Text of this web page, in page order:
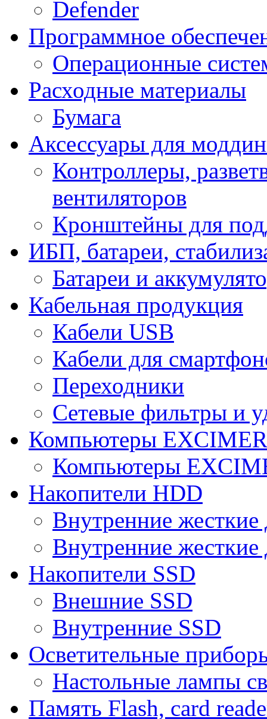
Defender
Программное
Операционные
Расходные материалы
Бумага
Аксессуары для
Контроллеры,
вентиляторов
Кронштейны для
ИБП, батареи,
Батареи и
Кабельная продукция
Кабели USB
Кабели для
Переходники
Сетевые фильтры и
Компьютеры
Компьютеры
Накопители HDD
Внутренние
Внутренние
Накопители SSD
Внешние SSD
Внутренние SSD
Осветительные
Настольные лампы
Память Flash, card